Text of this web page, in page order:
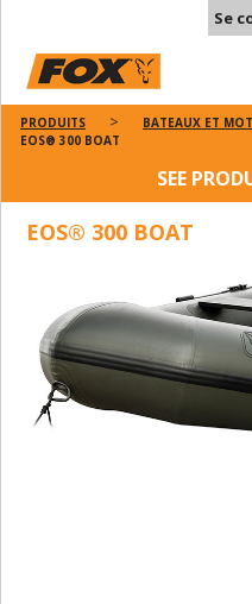
Se
PRODUITS
BATEAUX ET
EOS® 300 BOAT
SEE
EOS® 300 BOAT